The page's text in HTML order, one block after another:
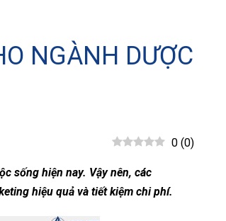
NGÀNH DƯỢC
0 (0)
sống hiện nay. Vậy nên, các
hiệu quả và tiết kiệm chi phí.